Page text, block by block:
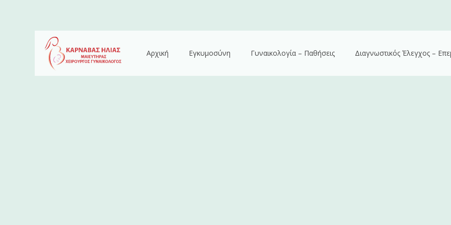
Αρχική Εγκυμοσύνη Γυναικολογία – Παθήσεις Διαγνωστικός Έλεγχος –